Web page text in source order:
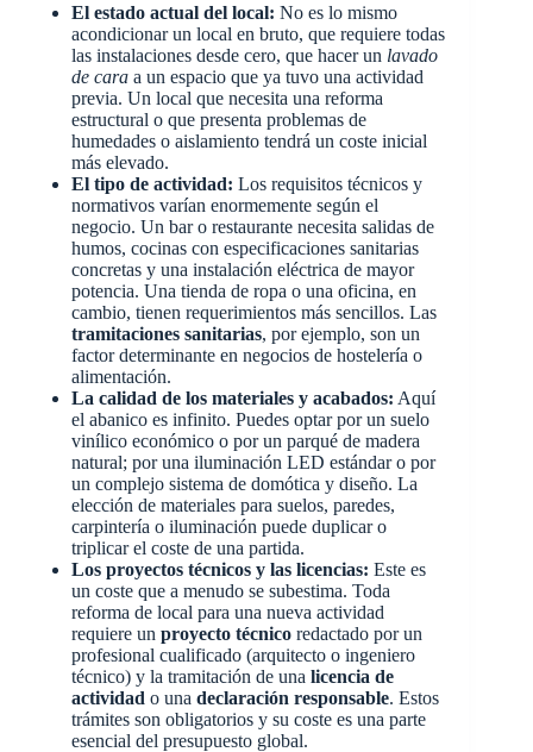
El estado actual del local: No es lo mismo
acondicionar un local en bruto, que requiere todas
las instalaciones desde cero, que hacer un lavado
de cara a un espacio que ya tuvo una actividad
previa. Un local que necesita una reforma
estructural o que presenta problemas de
humedades o aislamiento tendrá un coste inicial
más elevado.
El tipo de actividad: Los requisitos técnicos y
normativos varían enormemente según el
negocio. Un bar o restaurante necesita salidas de
humos, cocinas con especificaciones sanitarias
concretas y una instalación eléctrica de mayor
potencia. Una tienda de ropa o una oficina, en
cambio, tienen requerimientos más sencillos. Las
tramitaciones sanitarias, por ejemplo, son un
factor determinante en negocios de hostelería o
alimentación.
La calidad de los materiales y acabados: Aquí
el abanico es infinito. Puedes optar por un suelo
vinílico económico o por un parqué de madera
natural; por una iluminación LED estándar o por
un complejo sistema de domótica y diseño. La
elección de materiales para suelos, paredes,
carpintería o iluminación puede duplicar o
triplicar el coste de una partida.
Los proyectos técnicos y las licencias: Este es
un coste que a menudo se subestima. Toda
reforma de local para una nueva actividad
requiere un proyecto técnico redactado por un
profesional cualificado (arquitecto o ingeniero
técnico) y la tramitación de una licencia de
actividad o una declaración responsable. Estos
trámites son obligatorios y su coste es una parte
esencial del presupuesto global.